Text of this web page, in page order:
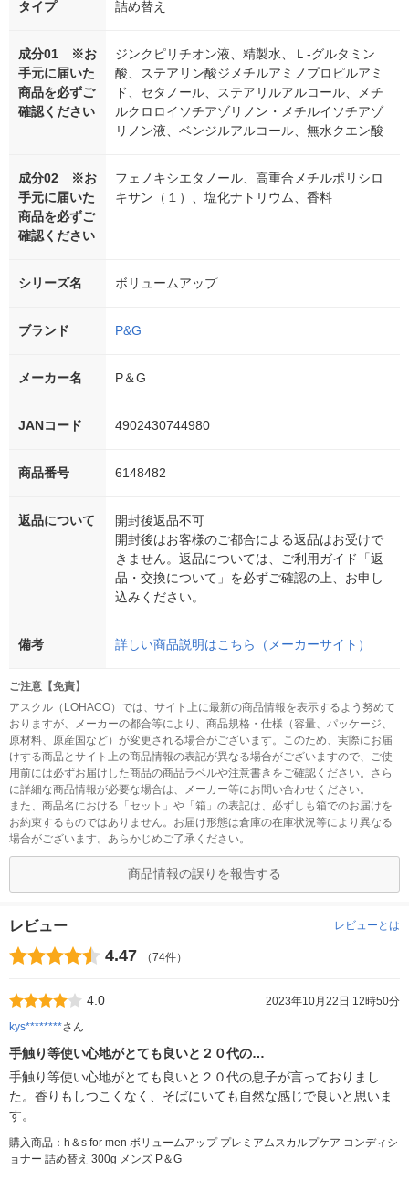
タイプ 詰め替え
成分01 ※お
手元に届いた
商品を必ずご
確認ください
ジンクピリチオン液、精製水、Ｌ-グルタミン
酸、ステアリン酸ジメチルアミノプロピルアミ
ド、セタノール、ステアリルアルコール、メチ
ルクロロイソチアゾリノン・メチルイソチアゾ
リノン液、ベンジルアルコール、無水クエン酸
成分02 ※お
手元に届いた
商品を必ずご
確認ください
フェノキシエタノール、高重合メチルポリシロ
キサン（１）、塩化ナトリウム、香料
シリーズ名 ボリュームアップ
ブランド P&G
メーカー名 P＆G
JANコード 4902430744980
商品番号 6148482
返品について
開封後返品不可
開封後はお客様のご都合による返品はお受けで
きません。返品については、ご利用ガイド「返
品・交換について」を必ずご確認の上、お申し
込みください。
備考 詳しい商品説明はこちら（メーカーサイト）
ご注意【免責】
アスクル（LOHACO）では、サイト上に最新の商品情報を表示するよう努めて
おりますが、メーカーの都合等により、商品規格・仕様（容量、パッケージ、
原材料、原産国など）が変更される場合がございます。このため、実際にお届
けする商品とサイト上の商品情報の表記が異なる場合がございますので、ご使
用前には必ずお届けした商品の商品ラベルや注意書きをご確認ください。さら
に詳細な商品情報が必要な場合は、メーカー等にお問い合わせください。
また、商品名における「セット」や「箱」の表記は、必ずしも箱でのお届けを
お約束するものではありません。お届け形態は倉庫の在庫状況等により異なる
場合がございます。あらかじめご了承ください。
商品情報の誤りを報告する
レビュー レビューとは
4.47 （74件）
4.0
2023年10月22日 12時50分
kys********さん
手触り等使い心地がとても良いと２０代の…
手触り等使い心地がとても良いと２０代の息子が言っておりまし
た。香りもしつこくなく、そばにいても自然な感じで良いと思いま
す。
購入商品：h＆s for men ボリュームアップ プレミアムスカルプケア コンディシ
ョナー 詰め替え 300g メンズ P＆G